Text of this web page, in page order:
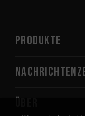
PRODUKTE